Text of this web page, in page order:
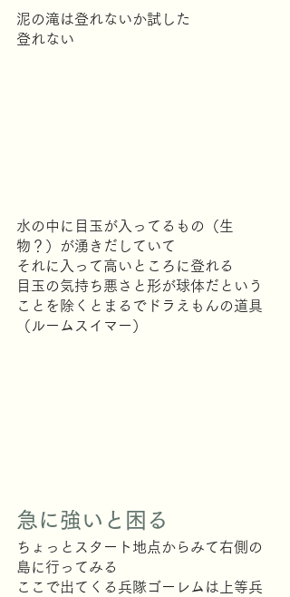
泥の滝は登れないか試した
登れない
水の中に目玉が入ってるもの（生
物？）が湧きだしていて
それに入って高いところに登れる
目玉の気持ち悪さと形が球体だという
ことを除くとまるでドラえもんの道具
（ルームスイマー）
急に強いと困る
ちょっとスタート地点からみて右側の
島に行ってみる
ここで出てくる兵隊ゴーレムは上等兵